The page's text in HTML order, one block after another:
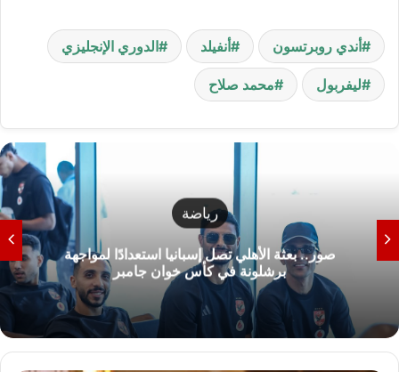
أندي روبرتسون أنفيلد الدوري الإنجليزي
ليفربول محمد صلاح
رياضة
صور.. بعثة الأهلي تصل إسبانيا استعدادًا لمواجهة
برشلونة في كأس خوان جامبر